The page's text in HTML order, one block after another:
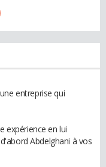
entreprise qui
expérience en lui
Abdelghani à vos